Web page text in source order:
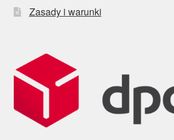
Zasady i warunki